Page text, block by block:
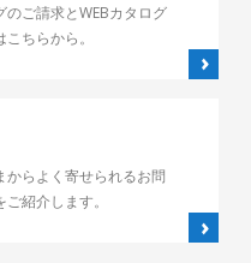
のご請求とWEBカタログ
ちらから。
からよく寄せられるお問
ご紹介します。